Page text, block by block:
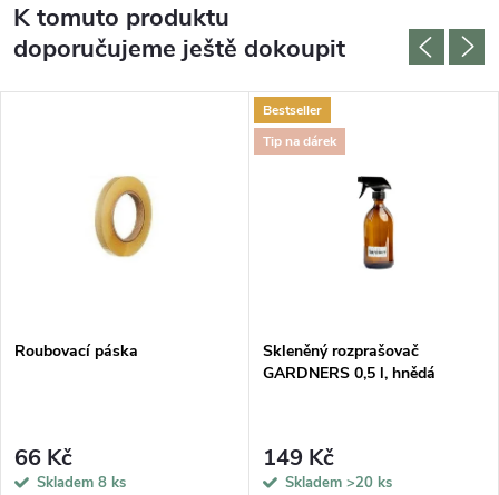
K tomuto produktu
doporučujeme ještě dokoupit
Roubovací páska
66 Kč
Skladem 8 ks
Bestseller
Tip na dárek
Skleněný rozprašovač
GARDNERS 0,5 l, hnědá
149 Kč
Skladem >20 ks